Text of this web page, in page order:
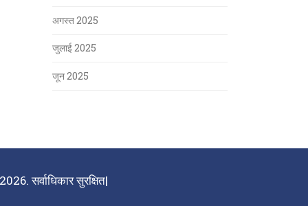
अगस्त 2025
जुलाई 2025
जून 2025
सर्वाधिकार सुरक्षित|